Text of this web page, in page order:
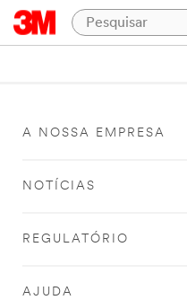
A NOSSA EMPRESA
NOTÍCIAS
REGULATÓRIO
AJUDA